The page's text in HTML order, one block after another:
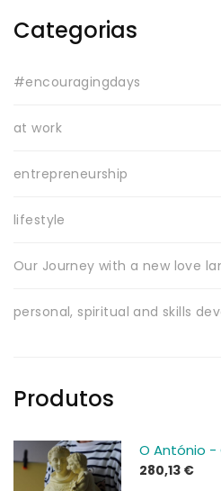
Categorias
#encouragingdays
at work
entrepreneurship
lifestyle
Our Journey with a new love
personal, spiritual and skills
Produtos
O António -
280,13 €